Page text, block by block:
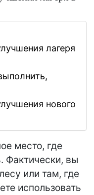
лагеря
нового
место, где
Фактически, вы
или там, где
использовать